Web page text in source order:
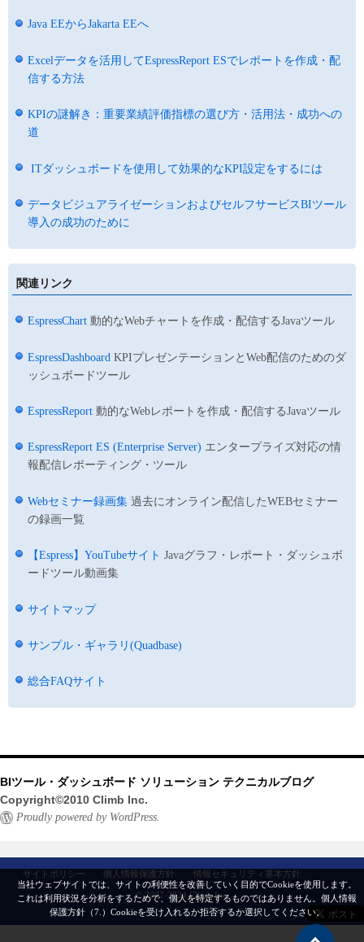
Java EEからJakarta EEへ
Excelデータを活用してEspressReport ESでレポートを作成・配
信する方法
KPIの謎解き：重要業績評価指標の選び方・活用法・成功への
道
ITダッシュボードを使用して効果的なKPI設定をするには
データビジュアライゼーションおよびセルフサービスBIツール
導入の成功のために
関連リンク
EspressChart 動的なWebチャートを作成・配信するJavaツール
EspressDashboard KPIプレゼンテーションとWeb配信のためのダ
ッシュボードツール
EspressReport 動的なWebレポートを作成・配信するJavaツール
EspressReport ES (Enterprise Server) エンタープライズ対応の情
報配信レポーティング・ツール
Webセミナー録画集 過去にオンライン配信したWEBセミナー
の録画一覧
【Espress】YouTubeサイト Javaグラフ・レポート・ダッシュボ
ードツール動画集
サイトマップ
サンプル・ギャラリ(Quadbase)
総合FAQサイト
BIツール・ダッシュボード ソリューション テクニカルブログ
Copyright©2010 Climb Inc.
Proudly powered by WordPress.
サイトポリシー 個人情報保護方針 情報セキュリティ基本方針
© 2007-2024 Climb Inc.
当社ウェブサイトでは、サイトの利便性を改善していく目的でCookieを使用します。
これは利用状況を分析をするためで、個人を特定するものではありません。 個人情報
保護方針（7.） Cookieを受け入れるか拒否するか選択してください。